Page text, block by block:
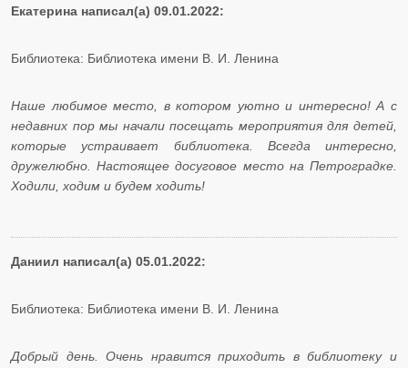
Екатерина написал(а) 09.01.2022:
Библиотека: Библиотека имени В. И. Ленина
Наше любимое место, в котором уютно и интересно! А с
недавних пор мы начали посещать мероприятия для детей,
которые устраивает библиотека. Всегда интересно,
дружелюбно. Настоящее досуговое место на Петроградке.
Ходили, ходим и будем ходить!
Даниил написал(а) 05.01.2022:
Библиотека: Библиотека имени В. И. Ленина
Добрый день. Очень нравится приходить в библиотеку и